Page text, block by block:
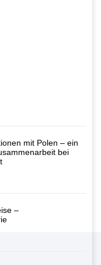
mit Polen – ein
bei
–